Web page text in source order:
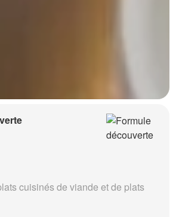
cuisinés de viande et de plats